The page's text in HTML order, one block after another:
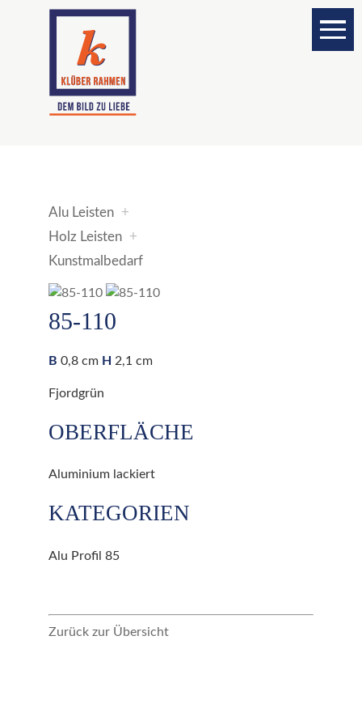
Zum Inhalt springen
Alu Leisten +
Holz Leisten +
Kunstmalbedarf
85-110
B 0,8 cm H 2,1 cm
Fjordgrün
OBERFLÄCHE
Aluminium lackiert
KATEGORIEN
Alu Profil 85
Zurück zur Übersicht